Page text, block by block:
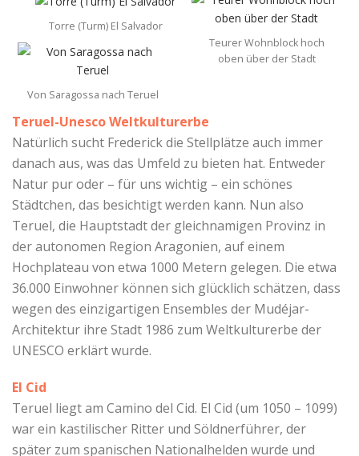
Teurer Wohnblock hoch
oben über der Stadt
Torre (Turm) El Salvador
Von Saragossa nach Teruel
Teruel-Unesco Weltkulturerbe
Natürlich sucht Frederick die Stellplätze auch immer
danach aus, was das Umfeld zu bieten hat. Entweder
Natur pur oder – für uns wichtig – ein schönes
Städtchen, das besichtigt werden kann. Nun also
Teruel, die Hauptstadt der gleichnamigen Provinz in
der autonomen Region Aragonien, auf einem
Hochplateau von etwa 1000 Metern gelegen. Die etwa
36.000 Einwohner können sich glücklich schätzen, dass
wegen des einzigartigen Ensembles der Mudéjar-
Architektur ihre Stadt 1986 zum Weltkulturerbe der
UNESCO erklärt wurde.
El Cid
Teruel liegt am Camino del Cid. El Cid (um 1050 – 1099)
war ein kastilischer Ritter und Söldnerführer, der
später zum spanischen Nationalhelden wurde und